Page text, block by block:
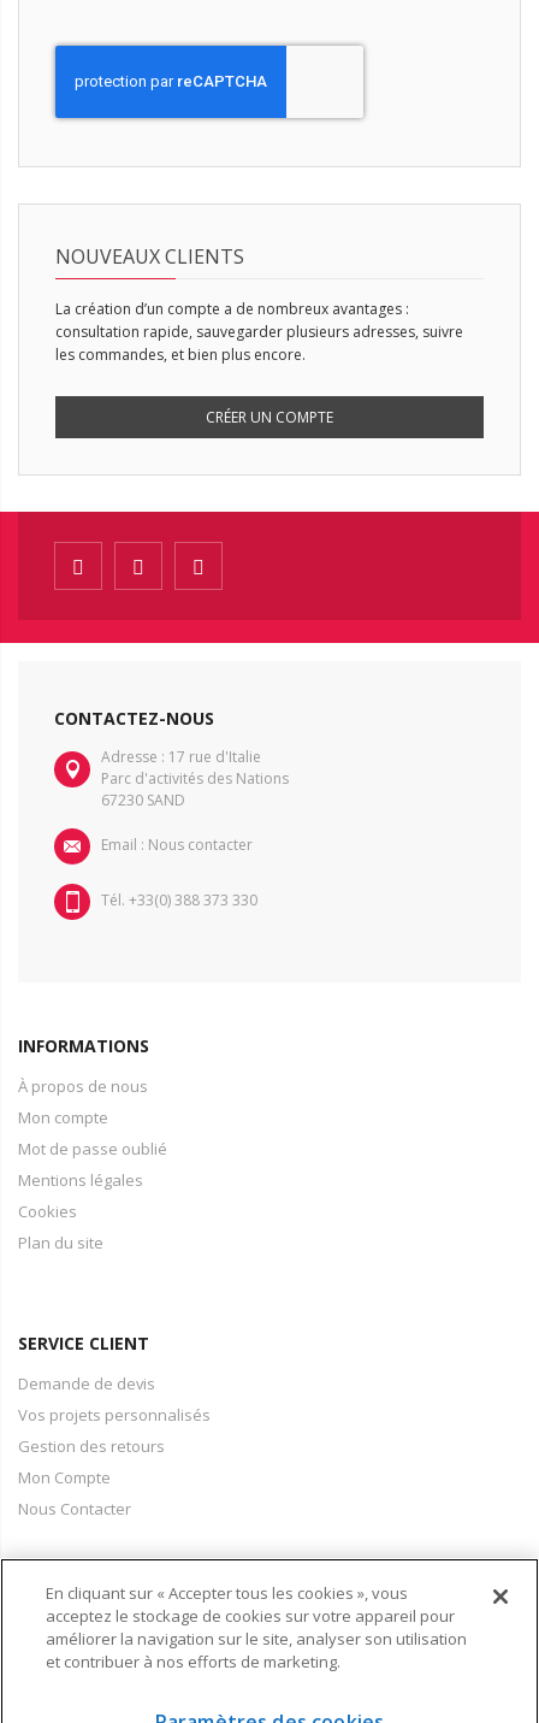
NOUVEAUX CLIENTS
La création d’un compte a de nombreux avantages :
consultation rapide, sauvegarder plusieurs adresses, suivre
les commandes, et bien plus encore.
CRÉER UN COMPTE
CONTACTEZ-NOUS
Adresse : 17 rue d'Italie
Parc d'activités des Nations
67230 SAND
Email : Nous contacter
Tél. +33(0) 388 373 330
INFORMATIONS
À propos de nous
Mon compte
Mot de passe oublié
Mentions légales
Cookies
Plan du site
SERVICE CLIENT
Demande de devis
Vos projets personnalisés
Gestion des retours
Mon Compte
Nous Contacter
PAIEMENT & LIVRAISON
Conditions Générales de Vente
Informations livraison
En cliquant sur « Accepter tous les cookies », vous
acceptez le stockage de cookies sur votre appareil pour
améliorer la navigation sur le site, analyser son utilisation
et contribuer à nos efforts de marketing.